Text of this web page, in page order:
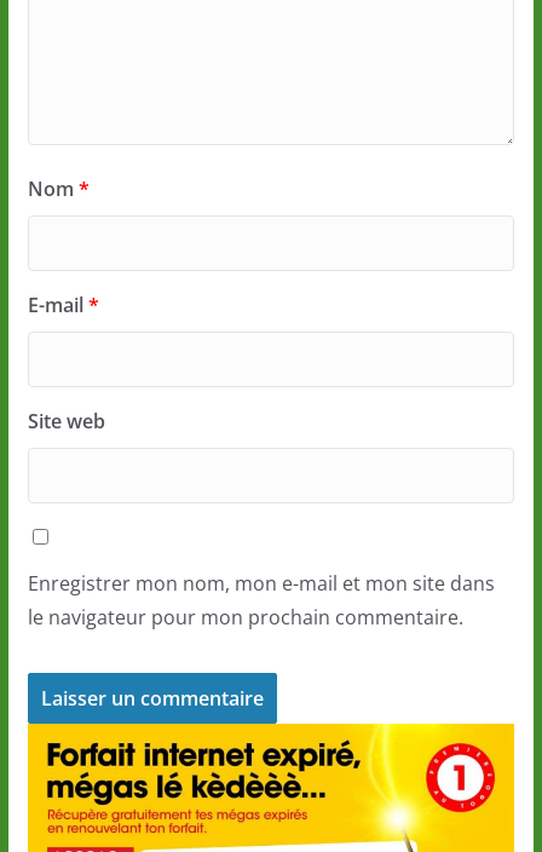
Nom *
E-mail*
Site web
Enregistrer mon nom, mon e-mail et mon site dans
le navigateur pour mon prochain commentaire.